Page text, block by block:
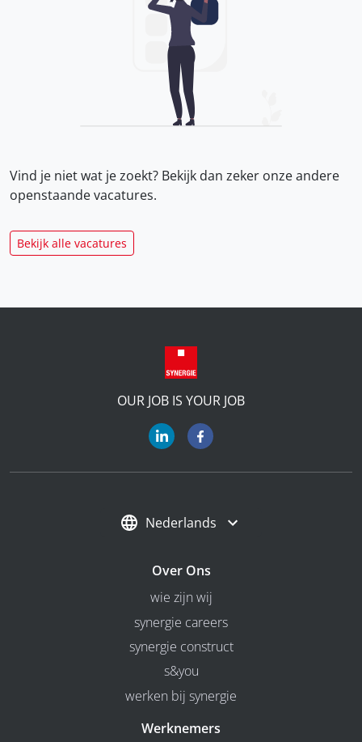
Vind je niet wat je zoekt? Bekijk dan zeker onzeandere
openstaande vacatures.
Bekijk alle vacatures
OUR JOB IS YOUR JOB
Nederlands
Over Ons
wie zijn wij
synergie careers
synergie construct
s&you
werken bij synergie
Werknemers